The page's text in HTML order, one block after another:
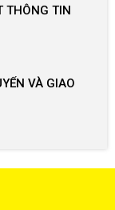
THÔNG TIN
VÀ GIAO